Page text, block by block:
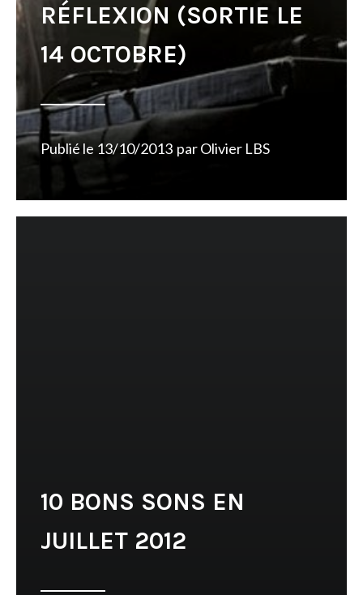
RÉFLEXION (SORTIE LE
14 OCTOBRE)
Publié le 13/10/2013 parOlivier LBS
10 BONS SONS EN
JUILLET 2012